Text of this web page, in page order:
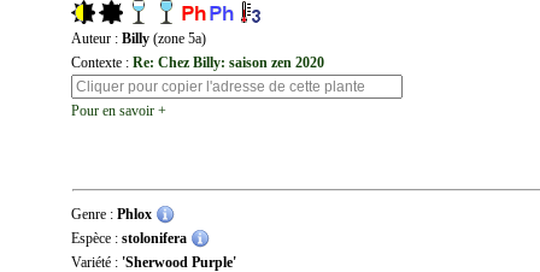
Auteur : Billy (zone 5a)
Contexte : Re: Chez Billy: saison zen 2020
Pour en savoir +
Genre : Phlox
Espèce : stolonifera
Variété : 'Sherwood Purple'